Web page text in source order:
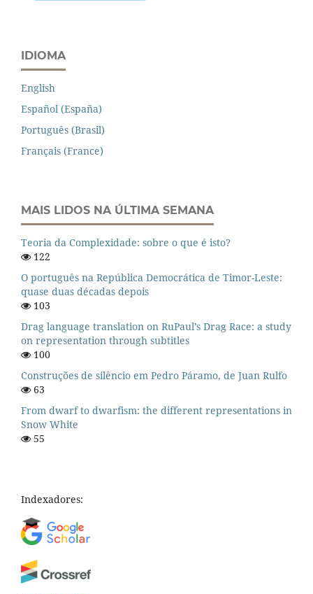
IDIOMA
English
Español (España)
Português (Brasil)
Français (France)
MAIS LIDOS NA ÚLTIMA SEMANA
Teoria da Complexidade: sobre o que é isto?
122
O português na República Democrática de Timor-Leste:
quase duas décadas depois
103
Drag language translation on RuPaul’s Drag Race: a study
on representation through subtitles
100
Construções de silêncio em Pedro Páramo, de Juan Rulfo
63
From dwarf to dwarfism: the different representations in
Snow White
55
Indexadores: